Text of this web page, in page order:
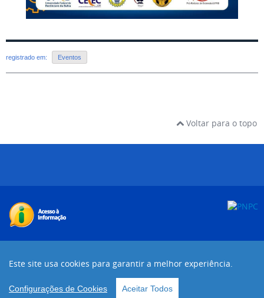
Este site usa cookies para garantir a melhor experiência.
Configurações de Cookies Aceitar Todos
registrado em: Eventos
Voltar para o topo
Desenvolvido com o CMS de código aberto Joomla!